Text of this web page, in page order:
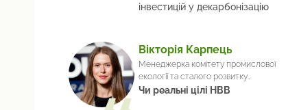
інвестицій у декарбонізацію
Вікторія Карпець
Менеджерка комітету промислової
екології та сталого розвитку
Європейської Бізнес Асоціації
Чи реальні цілі НВВ